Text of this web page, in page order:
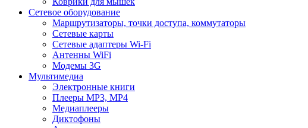
Сетевое оборудование
Маршрутизаторы, точки доступа, коммутаторы
Сетевые карты
Сетевые адаптеры Wi-Fi
Антенны WiFi
Модемы 3G
Мультимедиа
Электронные книги
Плееры MP3, MP4
Медиаплееры
Диктофоны